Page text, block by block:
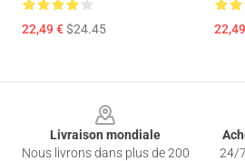
22,49 €$24.45
Livraison mondiale
Nous livrons dans plus de 200
24/